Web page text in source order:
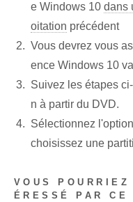
e Windows 10 dans
oitation précédent
Vous devrez vous
ence Windows 10
Suivez les étapes
n à partir du DVD.
Sélectionnez
choisissez une
VOUS
ÉRESSÉ PAR CE